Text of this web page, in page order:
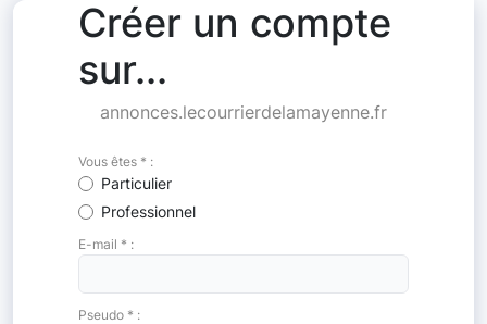
Créer un compte
sur...
annonces.lecourrierdelamayenne.fr
Vous êtes * :
Particulier
Professionnel
E-mail * :
Pseudo * :